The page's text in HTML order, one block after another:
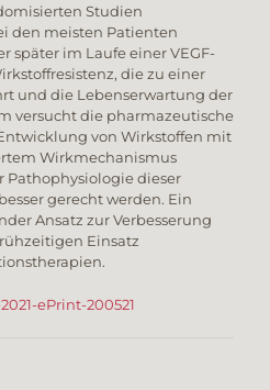
Studien
den meisten Patienten
später im Laufe einer VEGF-
die zu einer
und die Lebenserwartung der
versucht die pharmazeutische
von Wirkstoffen mit
Wirkmechanismus
dieser
gerecht werden. Ein
Ansatz zur Verbesserung
Einsatz
ePrint-200521